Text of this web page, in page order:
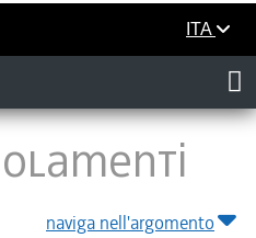
ITA
naviga nell'argomento